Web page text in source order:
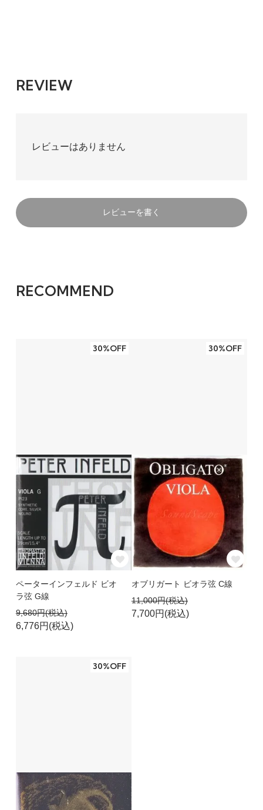
REVIEW
レビューはありません
レビューを書く
RECOMMEND
30%OFF
ペーターインフェルド ビオ
ラ弦 G線
9,680円(税込)
6,776円(税込)
30%OFF
オブリガート ビオラ弦 C線
11,000円(税込)
7,700円(税込)
30%OFF
6,083円(税込)